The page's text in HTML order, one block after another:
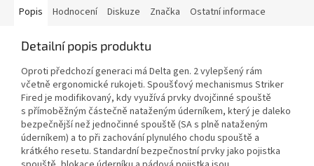
Popis Hodnocení Diskuze Značka Ostatní informace
Detailní popis produktu
Oproti předchozí generaci má Delta gen. 2 vylepšený rám
včetně ergonomické rukojeti. Spoušťový mechanismus Striker
Fired je modifikovaný, kdy využívá prvky dvojčinné spouště
s přímoběžným částečně nataženým úderníkem, který je daleko
bezpečnější než jednočinné spouště (SA s plně nataženým
úderníkem) a to při zachování plynulého chodu spouště a
krátkého resetu. Standardní bezpečnostní prvky jako pojistka